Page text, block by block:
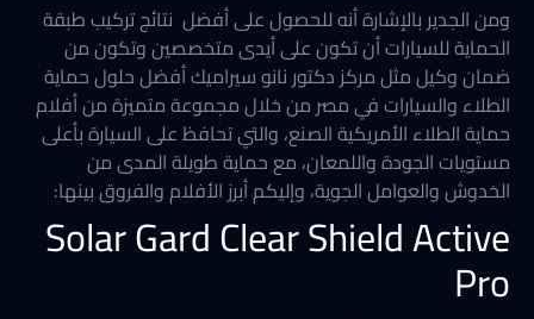
ومن الجدير بالإشارة أنه للحصول على أفضل نتائج تركيب طبقة
الحماية للسيارات أن تكون على أيدى متخصصين وتكون من
ضمان وكيل مثل مركز دكتور نانو سيراميك أفضل حلول حماية
الطلاء والسيارات في مصر من خلال مجموعة متميزة من أفلام
حماية الطلاء الأمريكية الصنع، والتي تحافظ على السيارة بأعلى
مستويات الجودة واللمعان، مع حماية طويلة المدى من
الخدوش والعوامل الجوية، وإليكم أبرز الأفلام والفروق بينها:
Solar Gard Clear Shield Active
Pro